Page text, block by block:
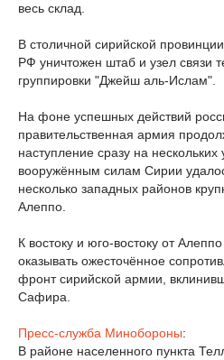
весь склад.
В столичной сирийской
РФ уничтожен штаб и узел связи
группировки "Джейш аль-Ислам".
На фоне успешных действий
правительственная армия
наступление сразу на нескольких
вооружённым силам Сирии
несколько западных районов
Алеппо.
К востоку и юго-востоку от
оказывать ожесточённое
фронт сирийской армии,
Сафира.
Пресс-служба Минобороны:
В районе населенного пункта